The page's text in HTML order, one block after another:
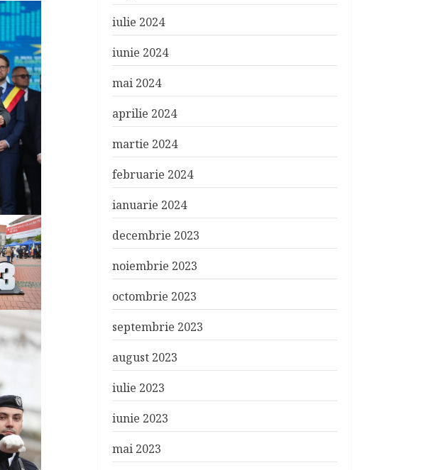
iulie 2024
iunie 2024
mai 2024
aprilie 2024
martie 2024
februarie 2024
ianuarie 2024
decembrie 2023
noiembrie 2023
octombrie 2023
septembrie 2023
august 2023
iulie 2023
iunie 2023
mai 2023